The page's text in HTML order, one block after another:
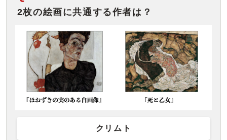
2枚の絵画に共通する作者は？
クリムト